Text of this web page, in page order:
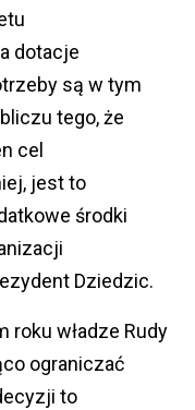
dotacje
są w tym
tego, że
cel
jest to
środki
Dziedzic.
roku władze Rudy
ograniczać
to